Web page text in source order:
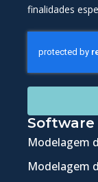
finalidades
Software
Modelagem
Modelagem